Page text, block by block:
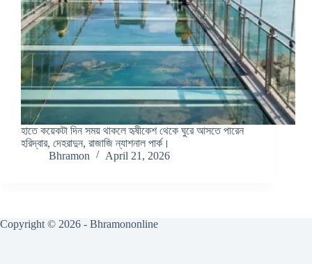
হাতে কয়েকটা দিন সময় থাকলে হৃষীকেশ থেকে ঘুরে আসতে পারেন
হরিদ্বার, দেহরাদুন, রাজাজি ন্যাশনাল পার্ক।
Bhramon
April 21, 2026
Copyright © 2026 - Bhramononline